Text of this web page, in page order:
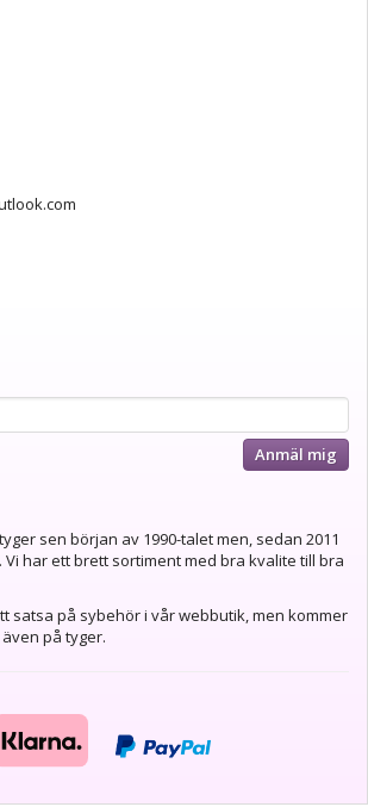
Anmäl mig
sen början av 1990-talet men, sedan 2011
har ett brett sortiment med bra kvalite till bra
satsa på sybehör i vår webbutik, men kommer
på tyger.